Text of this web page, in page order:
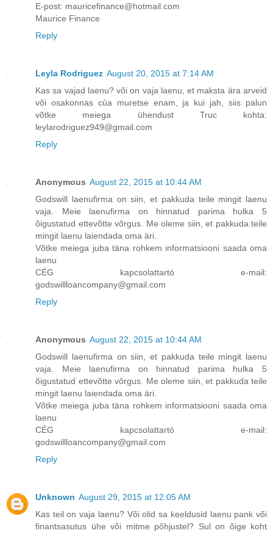
E-post: mauricefinance@hotmail.com
Maurice Finance
Reply
Leyla Rodriguez August 20, 2015 at 7:14 AM
Kas sa vajad laenu? või on vaja laenu, et maksta ära arveid
või osakonnas của muretse enam, ja kui jah, siis palun
võtke meiega ühendust Truc kohta:
leylarodriguez949@gmail.com
Reply
Anonymous August 22, 2015 at 10:44 AM
Godswill laenufirma on siin, et pakkuda teile mingit laenu
vaja. Meie laenufirma on hinnatud parima hulka 5
õigustatud ettevõtte võrgus. Me oleme siin, et pakkuda teile
mingit laenu laiendada oma äri.
Võtke meiega juba täna rohkem informatsiooni saada oma
laenu
CÉG kapcsolattartó e-mail:
godswillloancompany@gmail.com
Reply
Anonymous August 22, 2015 at 10:44 AM
Godswill laenufirma on siin, et pakkuda teile mingit laenu
vaja. Meie laenufirma on hinnatud parima hulka 5
õigustatud ettevõtte võrgus. Me oleme siin, et pakkuda teile
mingit laenu laiendada oma äri.
Võtke meiega juba täna rohkem informatsiooni saada oma
laenu
CÉG kapcsolattartó e-mail:
godswillloancompany@gmail.com
Reply
Unknown August 29, 2015 at 12:05 AM
Kas teil on vaja laenu? Või olid sa keeldusid laenu pank või
finantsasutus ühe või mitme põhjustel? Sul on õige koht